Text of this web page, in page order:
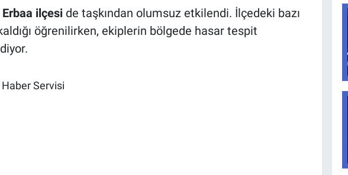
Erbaa ilçeside taşkından olumsuz etkilendi. İlçedeki bazı
öğrenilirken, ekiplerin bölgede hasar tespit
Servisi